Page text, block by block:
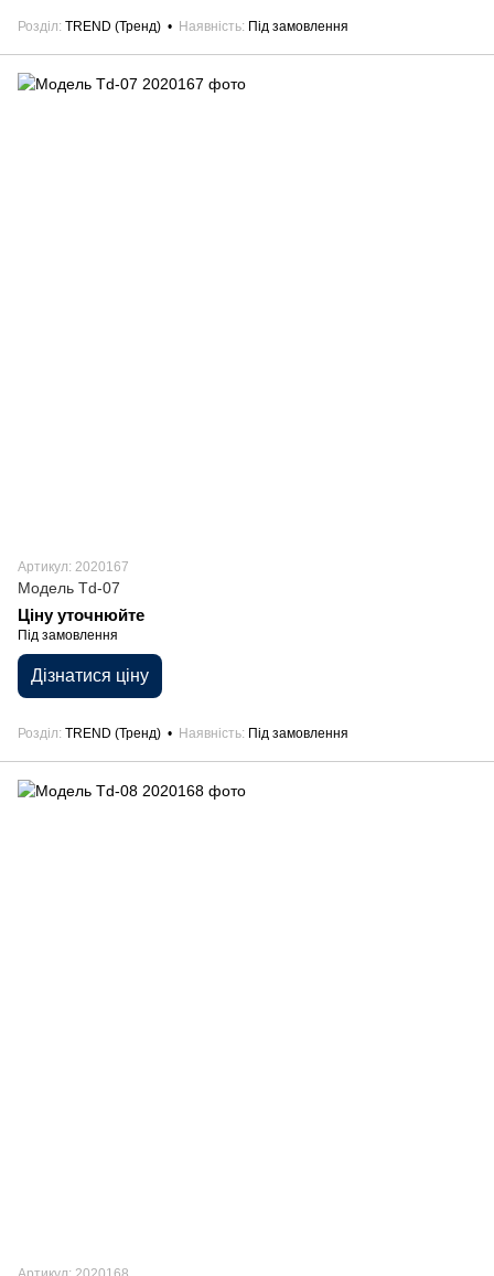
Розділ TREND (Тренд) Наявність Під замовлення
Артикул: 2020167
Модель Td-07
Ціну уточнюйте
Під замовлення
Дізнатися ціну
Розділ TREND (Тренд) Наявність Під замовлення